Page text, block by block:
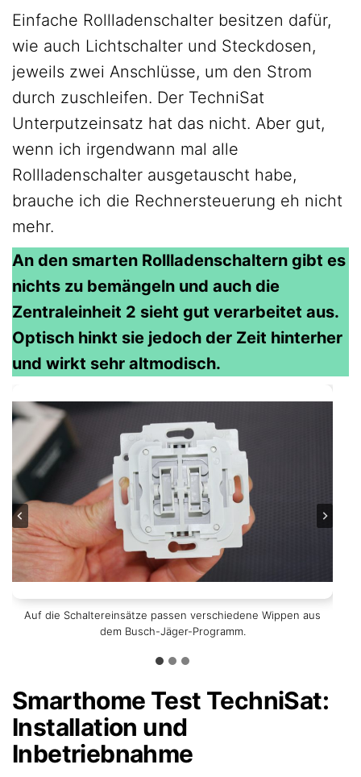
Einfache Rollladenschalter besitzen dafür,
wie auch Lichtschalter und Steckdosen,
jeweils zwei Anschlüsse, um den Strom
durch zuschleifen. Der TechniSat
Unterputzeinsatz hat das nicht. Aber gut,
wenn ich irgendwann mal alle
Rollladenschalter ausgetauscht habe,
brauche ich die Rechnersteuerung eh nicht
mehr.
An den smarten Rollladenschaltern gibt es
nichts zu bemängeln und auch die
Zentraleinheit 2 sieht gut verarbeitet aus.
Optisch hinkt sie jedoch der Zeit hinterher
und wirkt sehr altmodisch.
Auf die Schaltereinsätze passen verschiedene Wippen aus
dem Busch-Jäger-Programm.
Eindeutige Angaben zum Anschluss der Schalter.
Aber auch in der Anleitung sind sämtliche Informationen zu
finden.
Smarthome Test TechniSat:
Installation und
Inbetriebnahme